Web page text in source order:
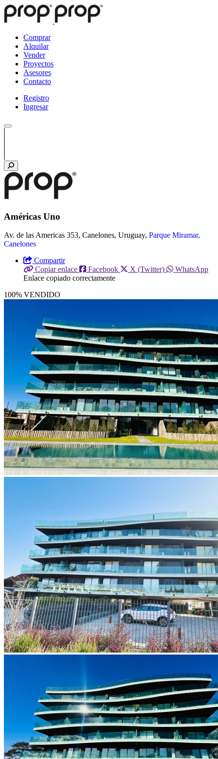
Comprar
Alquilar
Vender
Proyectos
Asesores
Contacto
Registro
Ingresar
Américas Uno
Av. de las Americas 353, Canelones, Uruguay, Parque Miramar,
Canelones
Compartir
Copiar enlace
Facebook X (Twitter)
WhatsApp
Enlace copiado correctamente
100% VENDIDO